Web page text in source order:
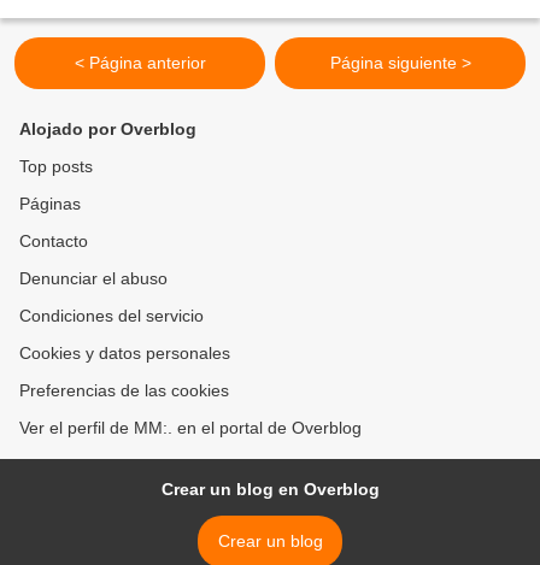
< Página anterior Página siguiente >
Alojado por Overblog
Top posts
Páginas
Contacto
Denunciar el abuso
Condiciones del servicio
Cookies y datos personales
Preferencias de las cookies
Ver el perfil de MM:. en el portal de Overblog
Crear un blog en Overblog
Crear un blog